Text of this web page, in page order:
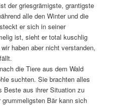
der griesgrämigste, grantigste
alle den Winter und die
er sich in seiner
ist, sieht er total kuschlig
haben aber nicht verstanden,
die Tiere aus dem Wald
suchten. Sie brachten alles
Beste aus ihrer Situation zu
Bär kann sich